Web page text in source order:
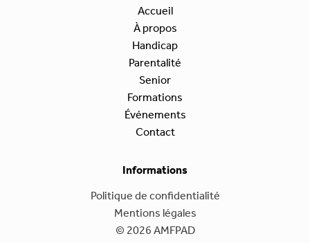
Accueil
À propos
Handicap
Parentalité
Senior
Formations
Événements
Contact
Informations
Politique de confidentialité
Mentions légales
© 2026 AMFPAD